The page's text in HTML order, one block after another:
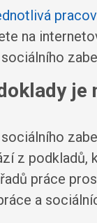
na
je
z podkladů,
práce
a